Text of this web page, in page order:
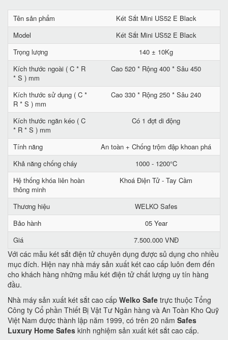
Tên sản phẩm
Két Sắt Mini US52 E Black
Model
Két Sắt Mini US52 E Black
Trọng lượng
140 ± 10Kg
Kích thước ngoài ( C * R
* S ) mm
Cao 520 * Rộng 400 * Sâu 450
Kích thước sử dụng ( C *
R * S ) mm
Cao 330 * Rộng 250 * Sâu 240
Kích thước ngăn kéo ( C
* R * S ) mm
Có 1 đợt di động
Tính năng
An toàn + Chống trộm đập khoan phá
Khả năng chống cháy
1000 - 1200°C
Hệ thống khóa liên hoàn
thông minh
Khoá Điện Tử - Tay Cầm
Thương hiệu
WELKO Safes
Bảo hành
05 Year
Giá
7.500.000 VNĐ
Với các mẫu két sắt điện tử chuyên dụng được sủ dụng cho nhiều
mục đích. Hiện nay nhà máy sản xuất két cao cấp luôn đem đến
cho khách hàng những mẫu két điện tử chất lượng uy tín hàng
đầu.
Nhà máy sản xuất két sắt cao cấp Welko Safe trực thuộc Tổng
Công ty Cổ phần Thiết Bị Vật Tư Ngân hàng và An Toàn Kho Quỹ
Việt Nam được thành lập năm 1999, có trên 20 năm Safes
Luxury Home Safes kinh nghiệm sản xuất két sắt cao cấp.